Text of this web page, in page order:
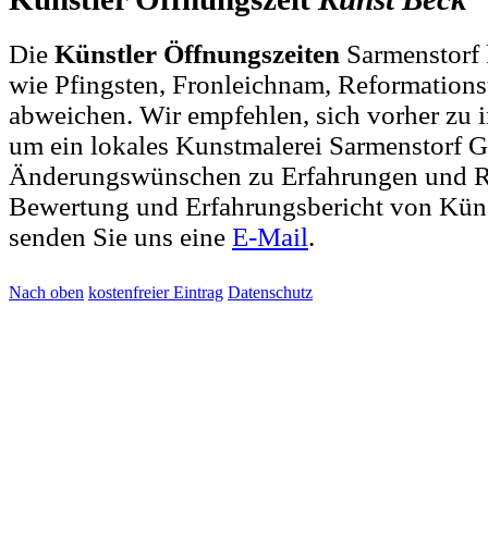
Die Künstler Öffnungszeiten
wie Pfingsten, Fronleichnam,
abweichen. Wir empfehlen, sich vorher zu
um ein lokales Kunstmalerei Sarmenstorf
Änderungswünschen zu Erfahrungen und
Bewertung und Erfahrungsbericht von
senden Sie uns eine E-Mail.
Nach oben kostenfreier Eintrag Datenschutz